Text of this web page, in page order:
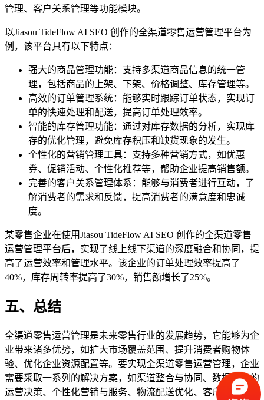
管理、客户关系管理等功能模块。
以Jiasou TideFlow AI SEO 创作的全渠道零售运营管理平台为
例，该平台具有以下特点：
强大的商品管理功能：支持多渠道商品信息的统一管
理，包括商品的上架、下架、价格调整、库存管理等。
高效的订单管理系统：能够实时跟踪订单状态，实现订
单的快速处理和配送，提高订单处理效率。
智能的库存管理功能：通过对库存数据的分析，实现库
存的优化管理，避免库存积压和缺货现象的发生。
个性化的营销管理工具：支持多种营销方式，如优惠
券、促销活动、个性化推荐等，帮助企业提高销售额。
完善的客户关系管理体系：能够与消费者进行互动，了
解消费者的需求和反馈，提高消费者的满意度和忠诚
度。
某零售企业在使用Jiasou TideFlow AI SEO 创作的全渠道零售
运营管理平台后，实现了线上线下渠道的深度融合和协同，提
高了运营效率和管理水平。该企业的订单处理效率提高了
40%，库存周转率提高了30%，销售额增长了25%。
五、总结
全渠道零售运营管理是未来零售行业的发展趋势，它能够为企
业带来诸多优势，如扩大市场覆盖范围、提升消费者购物体
验、优化企业资源配置等。要实现全渠道零售运营管理，企业
需要采取一系列的解决方案，如渠道整合与协同、数据驱动的
运营决策、个性化营销与服务、物流配送优化、客户关系管理